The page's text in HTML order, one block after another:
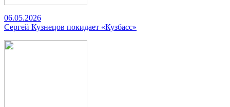
06.05.2026
Сергей Кузнецов покидает «Кузбасс»